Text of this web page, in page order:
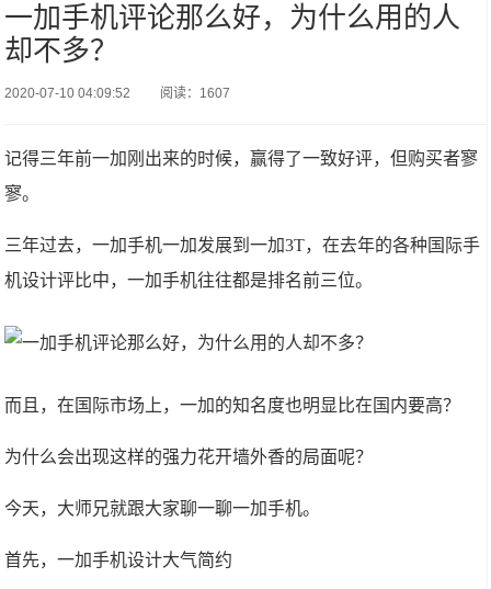
一加手机评论那么好，为什么用的人
却不多？
2020-07-10 04:09:52 阅读：1607
记得三年前一加刚出来的时候，赢得了一致好评，但购买者寥
寥。
三年过去，一加手机一加发展到一加3T，在去年的各种国际手
机设计评比中，一加手机往往都是排名前三位。
而且，在国际市场上，一加的知名度也明显比在国内要高？
为什么会出现这样的强力花开墙外香的局面呢？
今天，大师兄就跟大家聊一聊一加手机。
首先，一加手机设计大气简约